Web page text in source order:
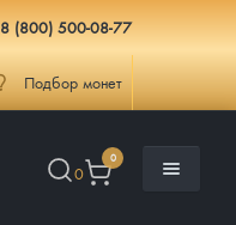
8 (800) 500-08-77
Подбор монет
0
0